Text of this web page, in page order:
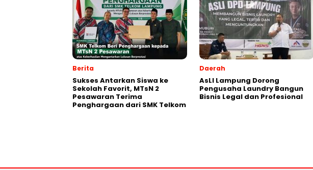
Berita
Sukses Antarkan Siswa ke
Sekolah Favorit, MTsN 2
Pesawaran Terima
Penghargaan dari SMK Telkom
Daerah
AsLI Lampung Dorong
Pengusaha Laundry Bangun
Bisnis Legal dan Profesional